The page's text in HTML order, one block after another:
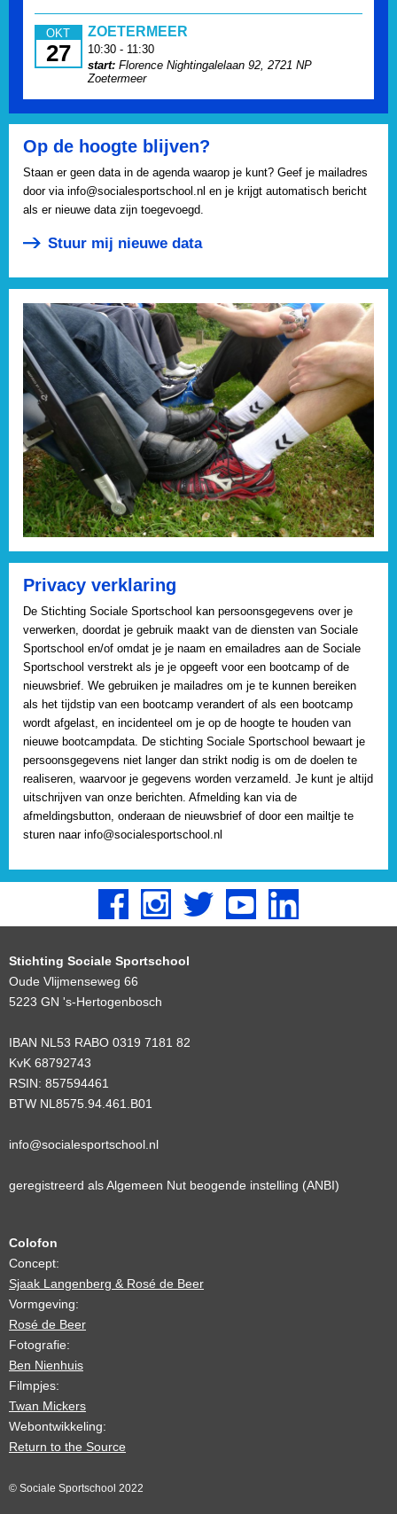
OKT
27
ZOETERMEER
10:30 - 11:30
start:Florence Nightingalelaan 92, 2721 NP
Zoetermeer
Op de hoogte blijven?
Staan er geen data in de agenda waarop je kunt? Geef je mailadres
door via info@socialesportschool.nl en je krijgt automatisch bericht
als er nieuwe data zijn toegevoegd.
Stuur mij nieuwe data
Privacy verklaring
De Stichting Sociale Sportschool kan persoonsgegevens over je
verwerken, doordat je gebruik maakt van de diensten van Sociale
Sportschool en/of omdat je je naam en emailadres aan de Sociale
Sportschool verstrekt als je je opgeeft voor een bootcamp of de
nieuwsbrief. We gebruiken je mailadres om je te kunnen bereiken
als het tijdstip van een bootcamp verandert of als een bootcamp
wordt afgelast, en incidenteel om je op de hoogte te houden van
nieuwe bootcampdata. De stichting Sociale Sportschool bewaart je
persoonsgegevens niet langer dan strikt nodig is om de doelen te
realiseren, waarvoor je gegevens worden verzameld. Je kunt je altijd
uitschrijven van onze berichten. Afmelding kan via de
afmeldingsbutton, onderaan de nieuwsbrief of door een mailtje te
sturen naar info@socialesportschool.nl
Stichting Sociale Sportschool
Oude Vlijmenseweg 66
5223 GN 's-Hertogenbosch
IBAN NL53 RABO 0319 7181 82
KvK 68792743
RSIN: 857594461
BTW NL8575.94.461.B01
info@socialesportschool. nl
geregistreerd als Algemeen Nut beogende instelling (ANBI)
Colofon
Concept:
Sjaak Langenberg & Rosé de Beer
Vormgeving:
Rosé de Beer
Fotografie:
Ben Nienhuis
Filmpjes:
Twan Mickers
Webontwikkeling:
Return to the Source
© Sociale Sportschool 2022